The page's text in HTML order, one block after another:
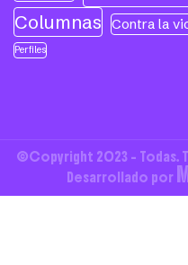
Columnas Contra la
Perfiles
©Copyright 2023 - Todas.
Desarrollado por